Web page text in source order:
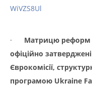
WiVZS8Ul
· Матрицю реформ
офіційно
Єврокомісії,
програмою Ukraine